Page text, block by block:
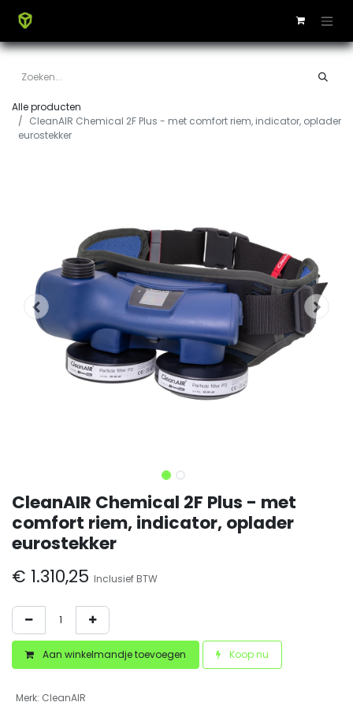
Alle producten
CleanAIR Chemical 2F Plus - met comfort riem, indicator, oplader
eurostekker
CleanAIR Chemical 2F Plus - met
comfort riem, indicator, oplader
eurostekker
€ 1.310,25 Inclusief BTW
Aan winkelmandje toevoegen Koop nu
Merk: CleanAIR